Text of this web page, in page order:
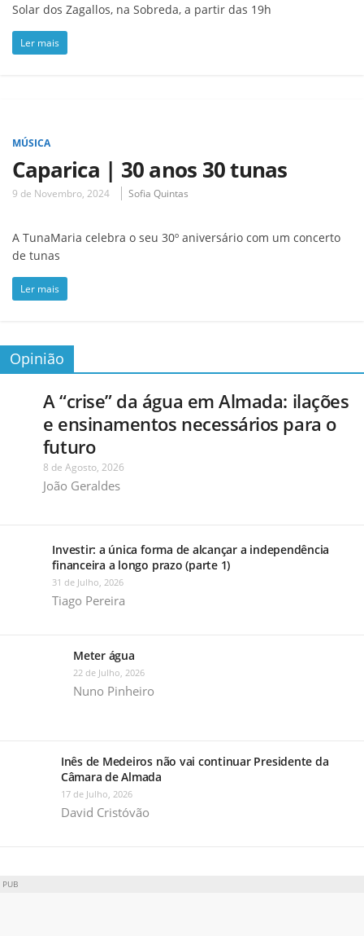
Solar dos Zagallos, na Sobreda, a partir das 19h
Ler mais
MÚSICA
Caparica | 30 anos 30 tunas
9 de Novembro, 2024 Sofia Quintas
A TunaMaria celebra o seu 30º aniversário com um concerto
de tunas
Ler mais
Opinião
A “crise” da água em Almada: ilações
e ensinamentos necessários para o
futuro
8 de Agosto, 2026
João Geraldes
Investir: a única forma de alcançar a independência
financeira a longo prazo (parte 1)
31 de Julho, 2026
Tiago Pereira
Meter água
22 de Julho, 2026
Nuno Pinheiro
Inês de Medeiros não vai continuar Presidente da
Câmara de Almada
17 de Julho, 2026
David Cristóvão
PUB